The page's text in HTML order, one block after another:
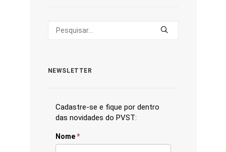
NEWSLETTER
Cadastre-se e fique por dentro
das novidades do PVST:
Nome*